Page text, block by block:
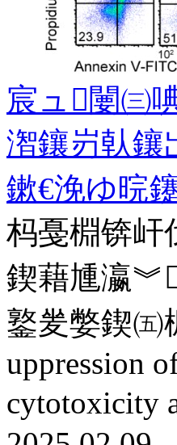
宸ュ闄㈢
潪鑲岃倝鑲
鏉€浼ゆ晥
杩戞棩锛屽
鍥藉尰瀛
鐜夎嫳鍥㈤
uppression
cytotoxicity